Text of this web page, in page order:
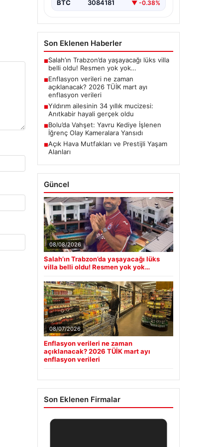
BTC 3084181 ▼ -0.38%
Son Eklenen Haberler
■Salah’ın Trabzon’da yaşayacağı lüks villa
belli oldu! Resmen yok yok…
■Enflasyon verileri ne zaman
açıklanacak? 2026 TÜİK mart ayı
enflasyon verileri
■Yıldırım ailesinin 34 yıllık mucizesi:
Anıtkabir hayali gerçek oldu
■Bolu’da Vahşet: Yavru Kediye İşlenen
İğrenç Olay Kameralara Yansıdı
■Açık Hava Mutfakları ve Prestijli Yaşam
Alanları
Güncel
08/08/2026
Salah’ın Trabzon’da yaşayacağı lüks
villa belli oldu! Resmen yok yok…
08/07/2026
Enflasyon verileri ne zaman
açıklanacak? 2026 TÜİK mart ayı
enflasyon verileri
Son Eklenen Firmalar